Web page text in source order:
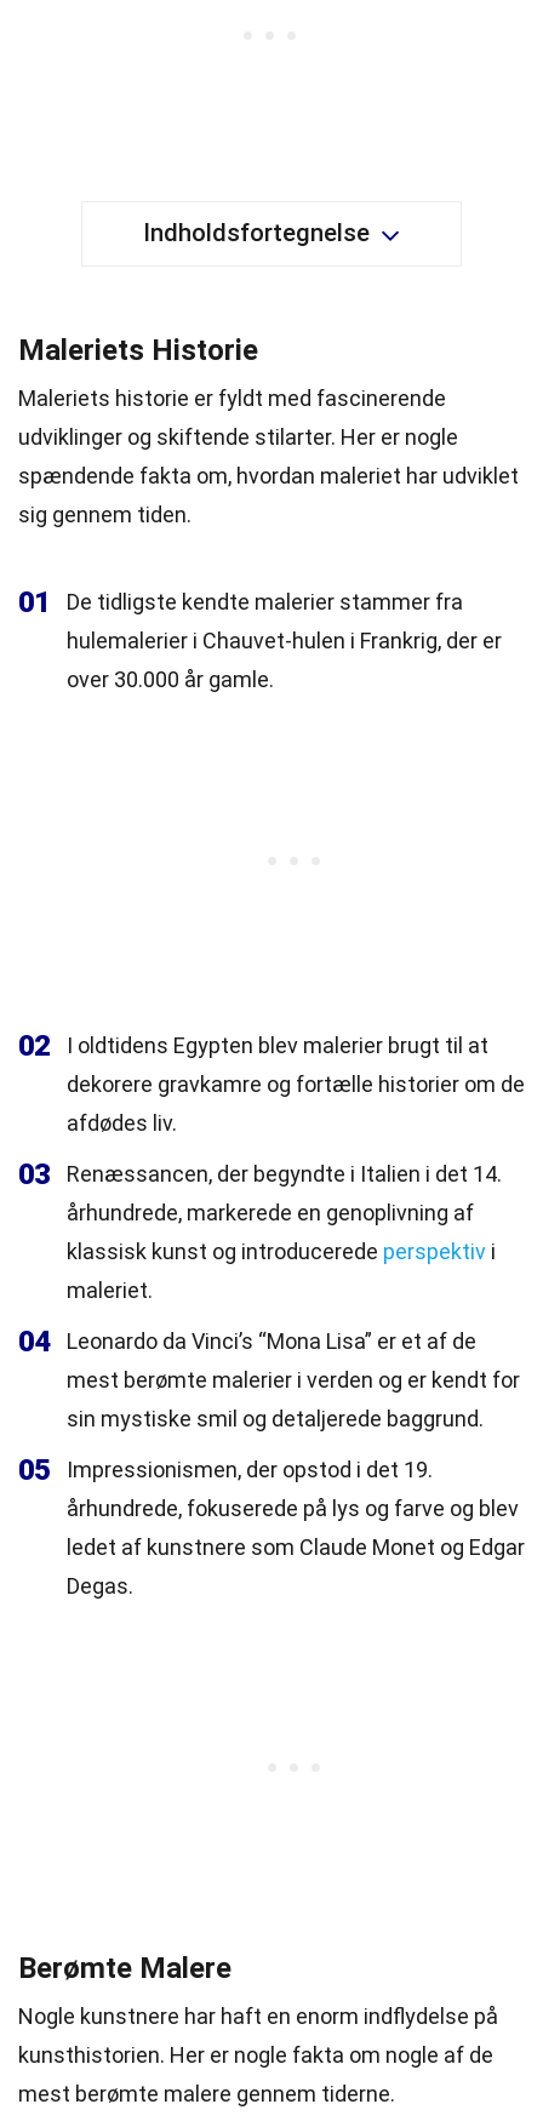
Indholdsfortegnelse
Maleriets Historie
Maleriets historie er fyldt med fascinerende
udviklinger og skiftende stilarter. Her er nogle
spændende fakta om, hvordan maleriet har udviklet
sig gennem tiden.
01
De tidligste kendte malerier stammer fra
hulemalerier i Chauvet-hulen i Frankrig, der er
over 30.000 år gamle.
02
I oldtidens Egypten blev malerier brugt til at
dekorere gravkamre og fortælle historier om de
afdødes liv.
03
Renæssancen, der begyndte i Italien i det 14.
århundrede, markerede en genoplivning af
klassisk kunst og introducerede perspektiv i
maleriet.
04
Leonardo da Vinci’s “Mona Lisa” er et af de
mest berømte malerier i verden og er kendt for
sin mystiske smil og detaljerede baggrund.
05
Impressionismen, der opstod i det 19.
århundrede, fokuserede på lys og farve og blev
ledet af kunstnere som Claude Monet og Edgar
Degas.
Berømte Malere
Nogle kunstnere har haft en enorm indflydelse på
kunsthistorien. Her er nogle fakta om nogle af de
mest berømte malere gennem tiderne.